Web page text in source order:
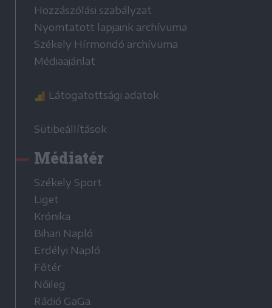
Hozzászólási szabályzat
Nyomtatott lapjaink archívuma
Székely Hírmondó archívuma
Médiaajánlat
Látogatottsági adatok
Sütibeállítások
Médiatér
Székely Sport
Liget
Krónika
Bihari Napló
Erdélyi Napló
Főtér
Nőileg
Rádió GaGa